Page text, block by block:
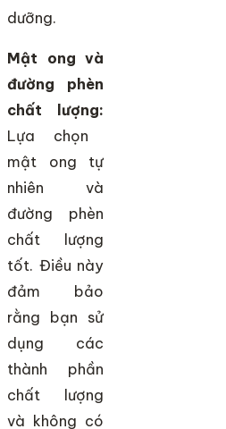
dưỡng.
Mật ong và
đường phèn
chất lượng:
Lựa chọn
mật ong tự
nhiên và
đường phèn
chất lượng
tốt. Điều này
đảm bảo
rằng bạn sử
dụng các
thành phần
chất lượng
và không có